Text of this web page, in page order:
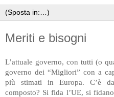
Meriti e bisogni
L’attuale governo, con tutti (o
governo dei “Migliori” con a
più stimati in Europa. C’è
composto? Si fida l’UE, si